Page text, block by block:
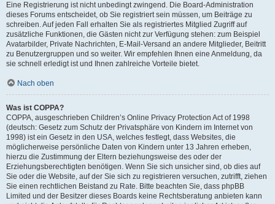
Eine Registrierung ist nicht unbedingt zwingend. Die Board-Administration
dieses Forums entscheidet, ob Sie registriert sein müssen, um Beiträge zu
schreiben. Auf jeden Fall erhalten Sie als registriertes Mitglied Zugriff auf
zusätzliche Funktionen, die Gästen nicht zur Verfügung stehen: zum Beispiel
Avatarbilder, Private Nachrichten, E-Mail-Versand an andere Mitglieder, Beitritt
zu Benutzergruppen und so weiter. Wir empfehlen Ihnen eine Anmeldung, da
sie schnell erledigt ist und Ihnen zahlreiche Vorteile bietet.
Nach oben
Was ist COPPA?
COPPA, ausgeschrieben Children’s Online Privacy Protection Act of 1998
(deutsch: Gesetz zum Schutz der Privatsphäre von Kindern im Internet von
1998) ist ein Gesetz in den USA, welches festlegt, dass Websites, die
möglicherweise persönliche Daten von Kindern unter 13 Jahren erheben,
hierzu die Zustimmung der Eltern beziehungsweise des oder der
Erziehungsberechtigten benötigen. Wenn Sie sich unsicher sind, ob dies auf
Sie oder die Website, auf der Sie sich zu registrieren versuchen, zutrifft, ziehen
Sie einen rechtlichen Beistand zu Rate. Bitte beachten Sie, dass phpBB
Limited und der Besitzer dieses Boards keine Rechtsberatung anbieten kann